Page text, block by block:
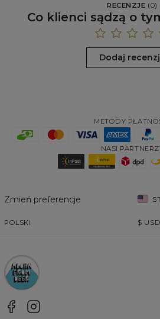
RECENZJE (0)
Co klienci sądzą o
Dodaj
METODY
NASI
Zmień preferencje
POLSKI $ USD